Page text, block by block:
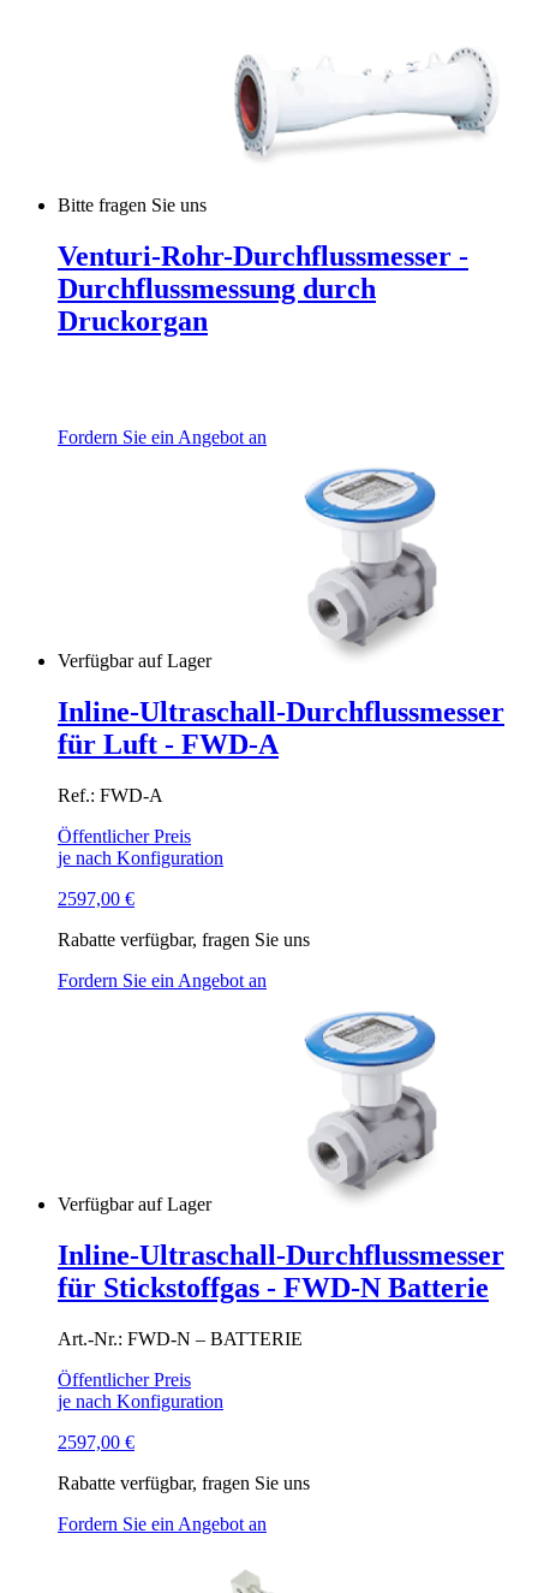
Bitte fragen Sie uns
Venturi-Rohr-Durchflussmesser -
Durchflussmessung durch
Druckorgan
Fordern Sie ein Angebot an
Verfügbar auf Lager
Inline-Ultraschall-Durchflussmesser
für Luft - FWD-A
Ref.: FWD-A
Öffentlicher Preis
je nach Konfiguration
2597,00 €
Rabatte verfügbar, fragen Sie uns
Fordern Sie ein Angebot an
Verfügbar auf Lager
Inline-Ultraschall-Durchflussmesser
für Stickstoffgas - FWD-N Batterie
Art.-Nr.: FWD-N – BATTERIE
Öffentlicher Preis
je nach Konfiguration
2597,00 €
Rabatte verfügbar, fragen Sie uns
Fordern Sie ein Angebot an